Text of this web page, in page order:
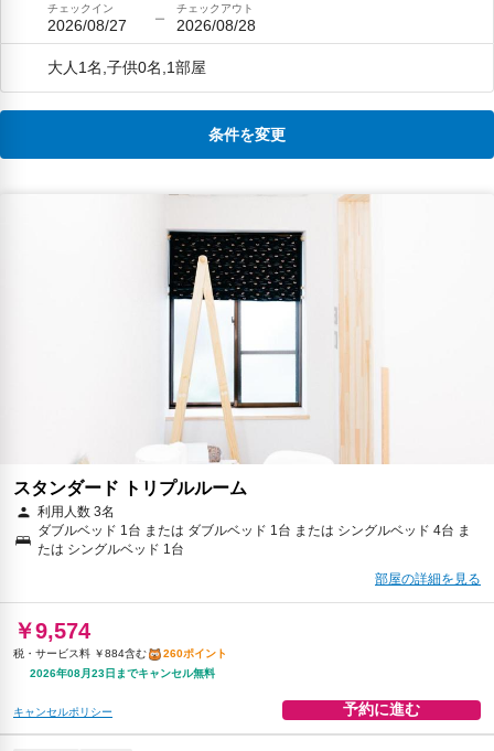
チェックイン
2026/08/27
チェックアウト
2026/08/28
大人1名,子供0名,1部屋
条件を変更
スタンダード トリプルルーム
利用人数 3名
ダブルベッド 1台 または ダブルベッド 1台 または シングルベッド 4台 ま
たは シングルベッド 1台
部屋の詳細を見る
￥9,574
税・サービス料 ￥884含む
260ポイント
2026年08月23日までキャンセル無料
キャンセルポリシー 予約に進む